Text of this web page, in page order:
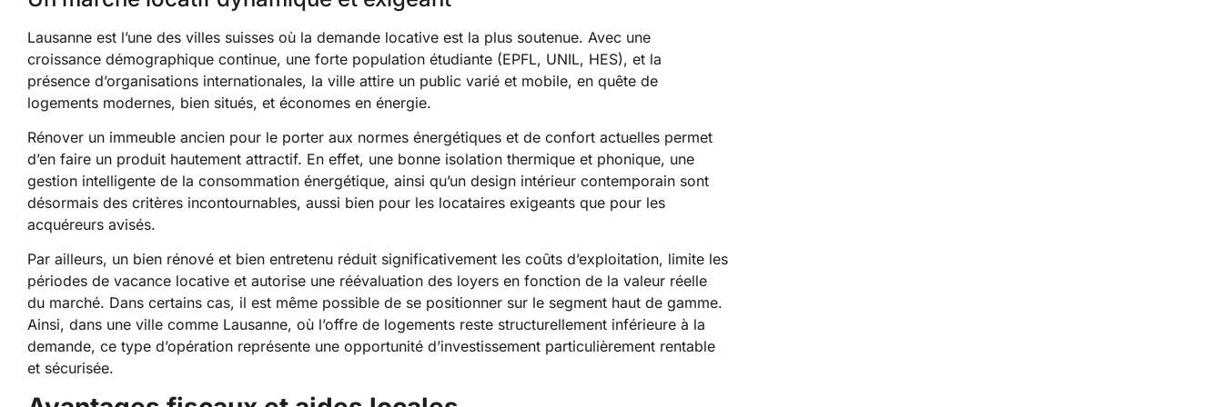
Lausanne est l’une des villes suisses où la demande locative est la plus soutenue. Avec une
croissance démographique continue, une forte population étudiante (EPFL, UNIL, HES), et la
présence d’organisations internationales, la ville attire un public varié et mobile, en quête de
logements modernes, bien situés, et économes en énergie.
Rénover un immeuble ancien pour le porter aux normes énergétiques et de confort actuelles permet
d’en faire un produit hautement attractif. En effet, une bonne isolation thermique et phonique, une
gestion intelligente de la consommation énergétique, ainsi qu’un design intérieur contemporain sont
désormais des critères incontournables, aussi bien pour les locataires exigeants que pour les
acquéreurs avisés.
Par ailleurs, un bien rénové et bien entretenu réduit significativement les coûts d’exploitation, limite les
périodes de vacance locative et autorise une réévaluation des loyers en fonction de la valeur réelle
du marché. Dans certains cas, il est même possible de se positionner sur le segment haut de gamme.
Ainsi, dans une ville comme Lausanne, où l’offre de logements reste structurellement inférieure à la
demande, ce type d’opération représente une opportunité d’investissement particulièrement rentable
et sécurisée.